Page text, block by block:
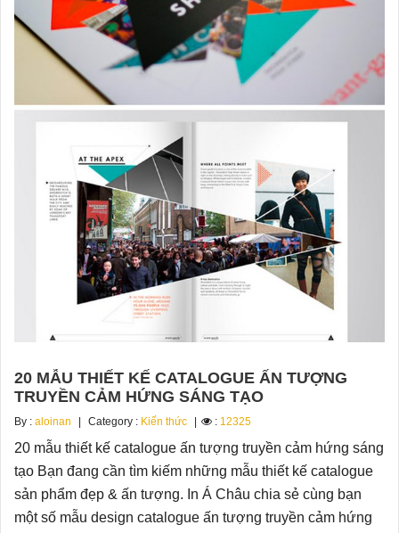
20 MẪU THIẾT KẾ CATALOGUE ẤN TƯỢNG
TRUYỀN CẢM HỨNG SÁNG TẠO
By : aloinan Category : Kiến thức : 12325
20 mẫu thiết kế catalogue ấn tượng truyền cảm hứng sáng
tạo Bạn đang cần tìm kiếm những mẫu thiết kế catalogue
sản phẩm đẹp & ấn tượng. In Á Châu chia sẻ cùng bạn
một số mẫu design catalogue ấn tượng truyền cảm hứng